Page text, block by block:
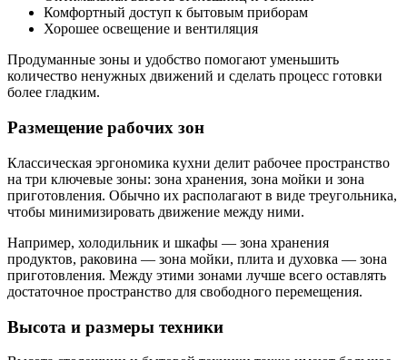
Комфортный доступ к бытовым приборам
Хорошее освещение и вентиляция
Продуманные зоны и удобство помогают уменьшить
количество ненужных движений и сделать процесс готовки
более гладким.
Размещение рабочих зон
Классическая эргономика кухни делит рабочее пространство
на три ключевые зоны: зона хранения, зона мойки и зона
приготовления. Обычно их располагают в виде треугольника,
чтобы минимизировать движение между ними.
Например, холодильник и шкафы — зона хранения
продуктов, раковина — зона мойки, плита и духовка — зона
приготовления. Между этими зонами лучше всего оставлять
достаточное пространство для свободного перемещения.
Высота и размеры техники